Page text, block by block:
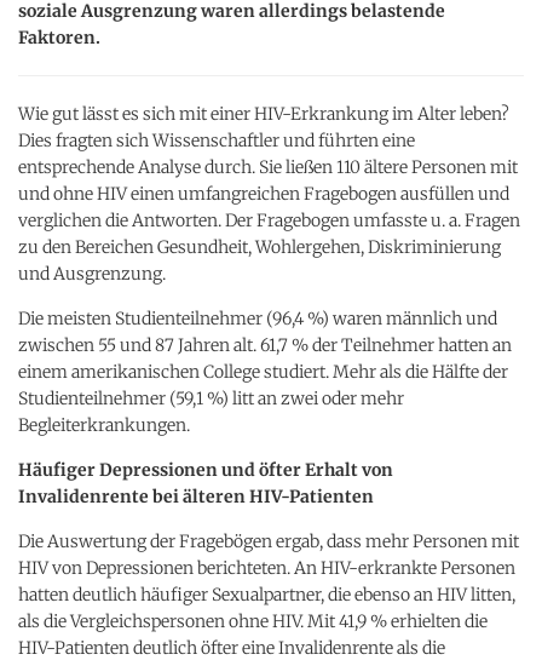
soziale Ausgrenzung waren allerdings belastende
Faktoren.
Wie gut lässt es sich mit einer HIV-Erkrankung im Alter leben?
Dies fragten sich Wissenschaftler und führten eine
entsprechende Analyse durch. Sie ließen 110 ältere Personen mit
und ohne HIV einen umfangreichen Fragebogen ausfüllen und
verglichen die Antworten. Der Fragebogen umfasste u. a. Fragen
zu den Bereichen Gesundheit, Wohlergehen, Diskriminierung
und Ausgrenzung.
Die meisten Studienteilnehmer (96,4 %) waren männlich und
zwischen 55 und 87 Jahren alt. 61,7 % der Teilnehmer hatten an
einem amerikanischen College studiert. Mehr als die Hälfte der
Studienteilnehmer (59,1 %) litt an zwei oder mehr
Begleiterkrankungen.
Häufiger Depressionen und öfter Erhalt von
Invalidenrente bei älteren HIV-Patienten
Die Auswertung der Fragebögen ergab, dass mehr Personen mit
HIV von Depressionen berichteten. An HIV-erkrankte Personen
hatten deutlich häufiger Sexualpartner, die ebenso an HIV litten,
als die Vergleichspersonen ohne HIV. Mit 41,9 % erhielten die
HIV-Patienten deutlich öfter eine Invalidenrente als die